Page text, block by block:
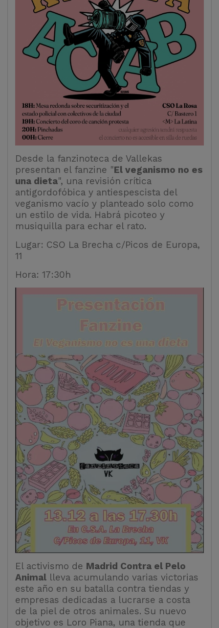
Desde la fanzinoteca de Vallekas
presentan el fanzine "El veganismo no es
una dieta", una revisión crítica
antigordofóbica y antiespescista del
veganismo vacío y planteado solo como
un estilo de vida. Habrá picoteo y
musiquilla para echar el rato.
Lugar: CSO La Brecha c/Picos de Europa,
11
Hora: 17:30h
El activismo de Madrid Contra el Pelo
Animal lleva acumulando varias victorias
este año en su batalla contra tiendas y
empresas dedicadas a lucrarse a costa
de la piel de otros animales. Su nuevo
objetivo es Loro Piana, una tienda que